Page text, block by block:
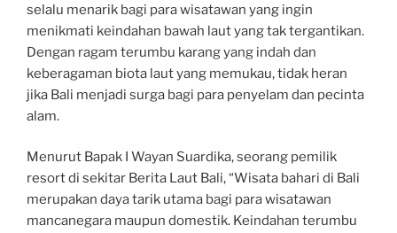
selalu menarik bagi para wisatawan yang ingin
menikmati keindahan bawah laut yang tak tergantikan.
Dengan ragam terumbu karang yang indah dan
keberagaman biota laut yang memukau, tidak heran
jika Bali menjadi surga bagi para penyelam dan pecinta
alam.
Menurut Bapak I Wayan Suardika, seorang pemilik
resort di sekitar Berita Laut Bali, “Wisata bahari di Bali
merupakan daya tarik utama bagi para wisatawan
mancanegara maupun domestik. Keindahan terumbu